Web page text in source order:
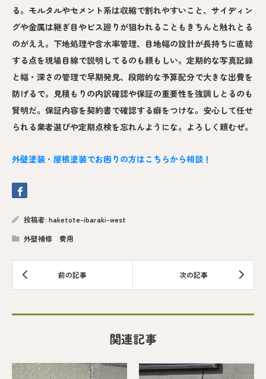
る。モルタルやセメント系は収縮で割れやすいこと、サイディン
グや金属は継ぎ目やビス廻りが狙われることもきちんと触れとる
のがええ。下地処理や含水率管理、目地幅の設計が長持ちに直結
する点を現場目線で説明してるのも頼もしい。定期的な写真記録
と幅・深さの管理で早期発見、段階的な予算配分で大きな出費を
防げるで。見積もりの内訳確認や保証の重要性を強調しとるのも
賢明だ。保証内容を契約書で確認する癖をつけな。安心して任せ
られる業者選びや定期点検を忘れんようにな。よろしく頼むぜ。
外壁塗装・屋根塗装でお困りの方はこちらから相談！
投稿者: haketote-ibaraki-west
外壁補修 費用
関連記事